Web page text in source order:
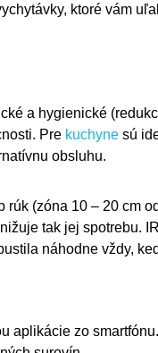
ktoré vám
a hygienické
Pre kuchyne sú
obsluhu.
(zóna 10 – 20 cm
tak jej spotrebu.
náhodne vždy,
aplikácie zo